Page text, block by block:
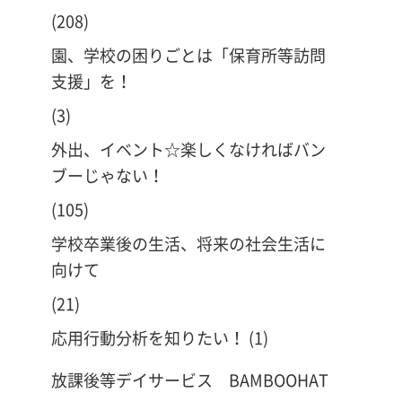
(208)
園、学校の困りごとは「保育所等訪問
支援」を！
(3)
外出、イベント☆楽しくなければバン
ブーじゃない！
(105)
学校卒業後の生活、将来の社会生活に
向けて
(21)
応用行動分析を知りたい！ (1)
放課後等デイサービス BAMBOOHAT